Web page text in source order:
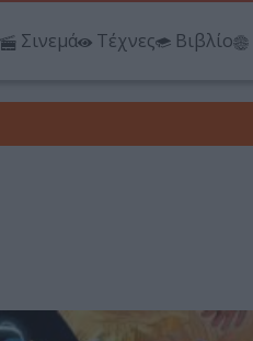
Σινεμά Τέχνες Βιβλίο